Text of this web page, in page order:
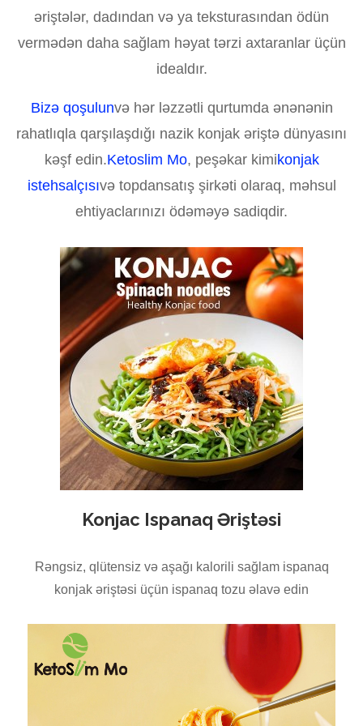
əriştələr, dadından və ya teksturasından ödün
vermədən daha sağlam həyat tərzi axtaranlar üçün
idealdır.
Bizə qoşulunvə hər ləzzətli qurtumda ənənənin
rahatlıqla qarşılaşdığı nazik konjak əriştə dünyasını
kəşf edin.Ketoslim Mo, peşəkar kimikonjak
istehsalçısıvə topdansatış şirkəti olaraq, məhsul
ehtiyaclarınızı ödəməyə sadiqdir.
Konjac Ispanaq Əriştəsi
Rəngsiz, qlütensiz və aşağı kalorili sağlam ispanaq
konjak əriştəsi üçün ispanaq tozu əlavə edin